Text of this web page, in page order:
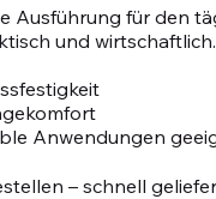
Ausführung für den
und wirtschaftlich.
Anwendungen
– schnell